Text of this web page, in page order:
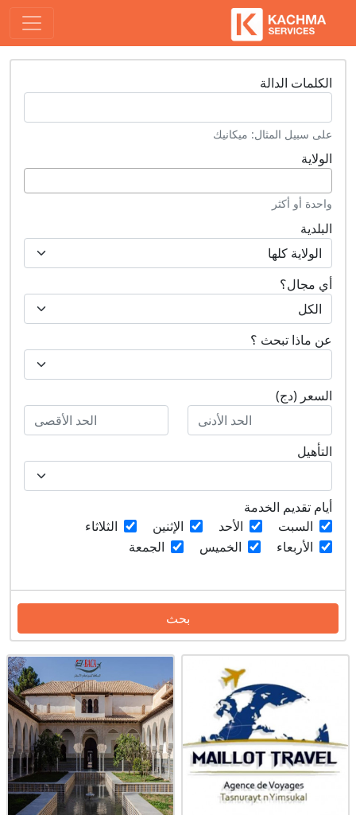
الكلمات الدالة
على سبيل المثال: ميكانيك
الولاية
واحدة أو أكثر
البلدية
أي مجال؟
عن ماذا تبحث ؟
السعر (دج)
التأهيل
أيام تقديم الخدمة
السبت
الأحد الإثنين
الثلاثاء
الأربعاء
الخميس الجمعة
بحث